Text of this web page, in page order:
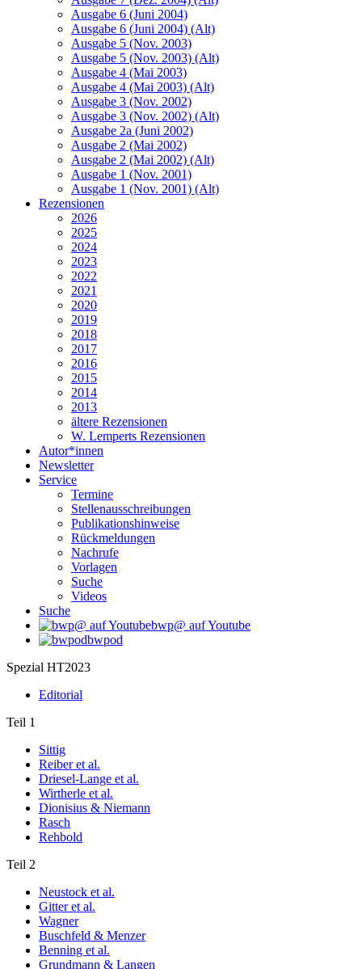
Ausgabe 6 (Juni 2004)
Ausgabe 6 (Juni 2004) (Alt)
Ausgabe 5 (Nov. 2003)
Ausgabe 5 (Nov. 2003) (Alt)
Ausgabe 4 (Mai 2003)
Ausgabe 4 (Mai 2003) (Alt)
Ausgabe 3 (Nov. 2002)
Ausgabe 3 (Nov. 2002) (Alt)
Ausgabe 2a (Juni 2002)
Ausgabe 2 (Mai 2002)
Ausgabe 2 (Mai 2002) (Alt)
Ausgabe 1 (Nov. 2001)
Ausgabe 1 (Nov. 2001) (Alt)
Rezensionen
2026
2025
2024
2023
2022
2021
2020
2019
2018
2017
2016
2015
2014
2013
ältere Rezensionen
W. Lemperts Rezensionen
Autor*innen
Newsletter
Service
Termine
Stellenausschreibungen
Publikationshinweise
Rückmeldungen
Nachrufe
Vorlagen
Suche
Videos
Suche
bwp@ auf Youtube
bwpod
Spezial HT2023
Editorial
Teil 1
Sittig
Reiber et al.
Driesel-Lange et al.
Wirtherle et al.
Dionisius & Niemann
Rasch
Rehbold
Teil 2
Neustock et al.
Gitter et al.
Wagner
Buschfeld & Menzer
Benning et al.
Grundmann & Langen